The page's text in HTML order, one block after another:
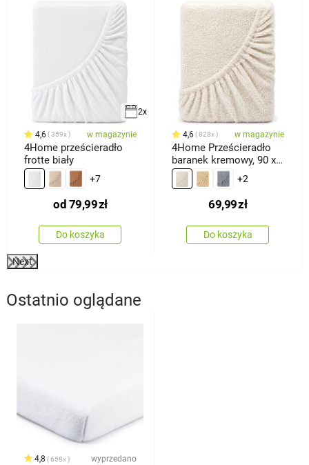
2x
4,6 359x w magazynie
4Home prześcieradło
frotte biały
+7
od 79,99zł
Do koszyka
4,6 828x w magazynie
4Home Prześcieradło
baranek kremowy, 90 x
200 cm
+2
69,99zł
Do koszyka
Next
Ostatnio oglądane
4,8 658x wyprzedano